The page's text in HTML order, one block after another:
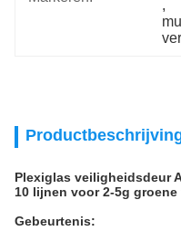
,
Plexiglas veiligheidsdeur
10 lijnen voor 2-5g
Gebeurtenis: